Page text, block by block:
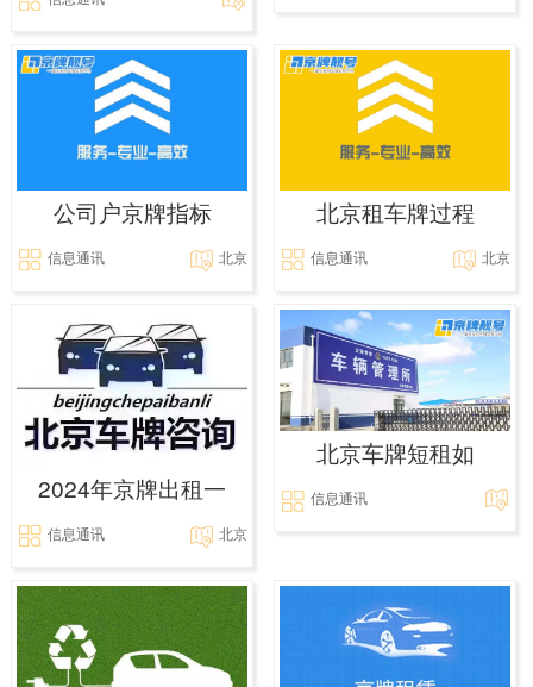
公司户京牌指标
信息通讯 北京
北京租车牌过程
信息通讯 北京
2024年京牌出租一
信息通讯 北京
北京车牌短租如
信息通讯